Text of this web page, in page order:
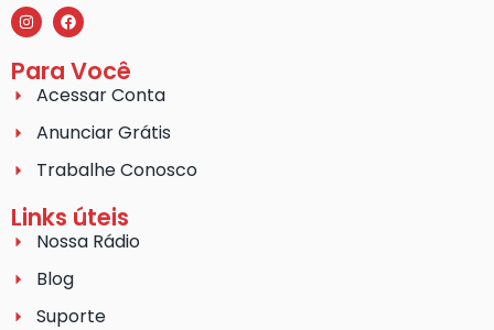
Para Você
Acessar Conta
Anunciar Grátis
Trabalhe Conosco
Links úteis
Nossa Rádio
Blog
Suporte